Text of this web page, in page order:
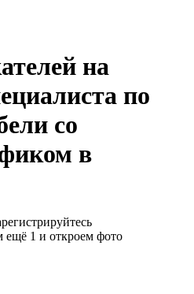
на
по
со
в
ещё 1 и откроем фото